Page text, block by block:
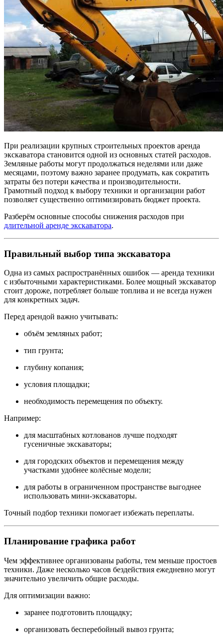
При реализации крупных строительных проектов аренда
экскаватора становится одной из основных статей расходов.
Земляные работы могут продолжаться неделями или даже
месяцами, поэтому важно заранее продумать, как сократить
затраты без потери качества и производительности.
Грамотный подход к выбору техники и организации работ
позволяет существенно оптимизировать бюджет проекта.
Разберём основные способы снижения расходов при
длительной аренде экскаватора.
Правильный выбор типа экскаватора
Одна из самых распространённых ошибок — аренда техники
с избыточными характеристиками. Более мощный экскаватор
стоит дороже, потребляет больше топлива и не всегда нужен
для конкретных задач.
Перед арендой важно учитывать:
объём земляных работ;
тип грунта;
глубину копания;
условия площадки;
необходимость перемещения по объекту.
Например:
для масштабных котлованов лучше подходят
гусеничные экскаваторы;
для городских объектов и перемещения между
участками удобнее колёсные модели;
для работы в ограниченном пространстве выгоднее
использовать мини-экскаваторы.
Точный подбор техники помогает избежать переплаты.
Планирование графика работ
Чем эффективнее организованы работы, тем меньше простоев
техники. Даже несколько часов бездействия ежедневно могут
значительно увеличить общие расходы.
Для оптимизации важно:
заранее подготовить площадку;
организовать бесперебойный вывоз грунта;